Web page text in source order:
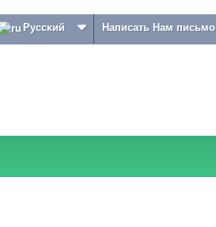
Написать Нам письмо
Русский